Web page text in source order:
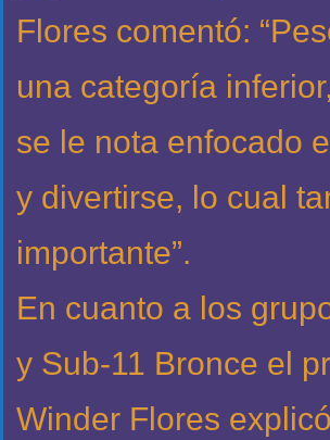
Flores comentó:
una categoría
se le nota enfocado
y divertirse, lo cual
importante”.
En cuanto a los
y Sub-11 Bronce el
Winder Flores